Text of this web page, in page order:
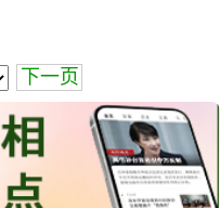
下一页